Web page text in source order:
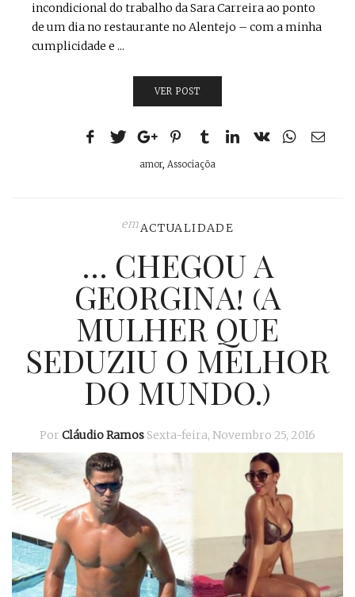
incondicional do trabalho da Sara Carreira ao ponto
de um dia no restaurante no Alentejo – com a minha
cumplicidade e ...
VER POST
amor, Associaçõa
emACTUALIDADE
… CHEGOU A
GEORGINA! (A
MULHER QUE
SEDUZIU O MELHOR
DO MUNDO.)
Por Cláudio Ramos Sexta-feira, Novembro 25, 2016